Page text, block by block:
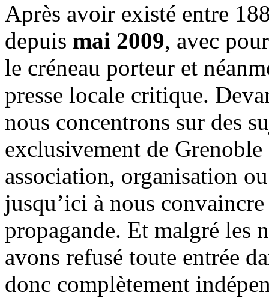
Après avoir existé entre
depuis mai 2009, avec
le créneau porteur et
presse locale critique.
nous concentrons sur des
exclusivement de
association, organisation
jusqu’ici à nous
propagande. Et malgré les
avons refusé toute entrée
donc complètement